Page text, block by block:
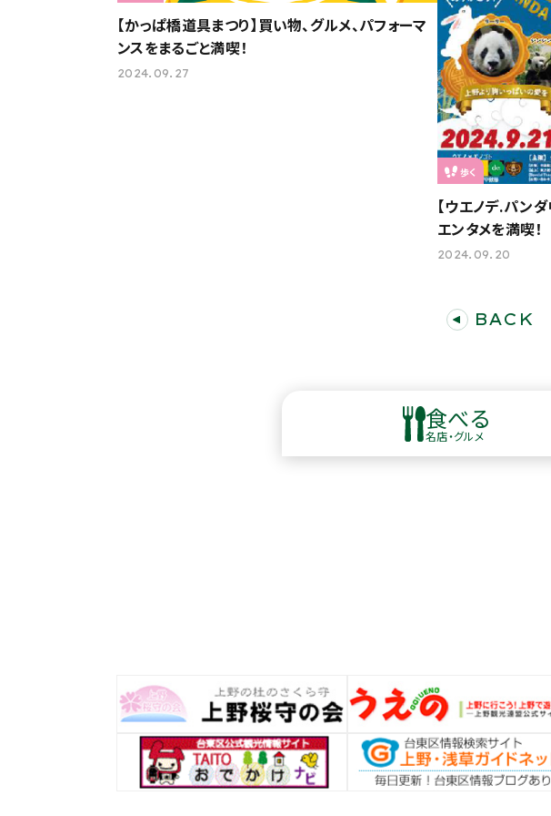
【かっぱ橋道具まつり】買い物、グルメ、パフォーマ
ンスをまるごと満喫！
2024.09.27
歩く
【ウエノデ.パン
エンタメを満喫！
2024.09.20
BACK
食べる
名店・グルメ